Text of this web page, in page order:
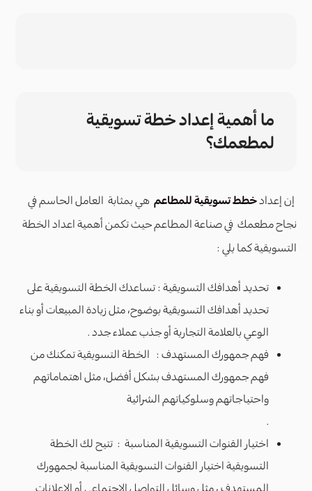
ما أهمية إعداد خطة تسويقية
لمطعمك؟
إن إعدادخطط تسويقية للمطاعم هي بمثابة العامل الحاسم في
نجاح مطعمك في صناعة المطاعم حيث تكمن أهمية اعداد الخطة
التسويقية كما يلي :
تحديد أهدافك التسويقية : تساعدك الخطة التسويقية على
تحديد أهدافك التسويقية بوضوح، مثل زيادة المبيعات أو بناء
الوعي بالعلامة التجارية أو جذب عملاء جدد .
فهم جمهورك المستهدف : الخطة التسويقية تمكنك من
فهم جمهورك المستهدف بشكل أفضل، مثل اهتماماتهم
واحتياجاتهم وسلوكياتهم الشرائية
.
اختيار القنوات التسويقية المناسبة : تتيح لك الخطة
التسويقية اختيار القنوات التسويقية المناسبة لجمهورك
المستهدف ، مثل وسائل التواصل الاجتماعي أو الإعلانات